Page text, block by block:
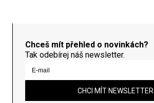
Chceš mít přehled o novinkách?
Tak odebírej náš newsletter.
CHCI MÍT NEWSLETTER